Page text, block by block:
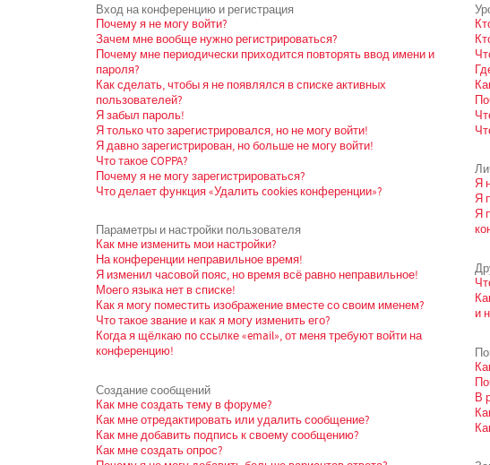
Вход на конференцию и регистрация
Почему я не могу войти?
Зачем мне вообще нужно регистрироваться?
Почему мне периодически приходится повторять ввод имени и
пароля?
Как сделать, чтобы я не появлялся в списке активных
пользователей?
Я забыл пароль!
Я только что зарегистрировался, но не могу войти!
Я давно зарегистрирован, но больше не могу войти!
Что такое COPPA?
Почему я не могу зарегистрироваться?
Что делает функция «Удалить cookies конференции»?
Параметры и настройки пользователя
Как мне изменить мои настройки?
На конференции неправильное время!
Я изменил часовой пояс, но время всё равно неправильное!
Моего языка нет в списке!
Как я могу поместить изображение вместе со своим именем?
Что такое звание и как я могу изменить его?
Когда я щёлкаю по ссылке «email», от меня требуют войти на
конференцию!
Создание сообщений
Как мне создать тему в форуме?
Как мне отредактировать или удалить сообщение?
Как мне добавить подпись к своему сообщению?
Как мне создать опрос?
Я
Я
Я
и
В